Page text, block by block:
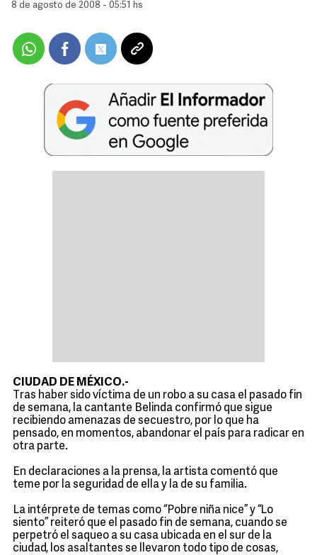
8 de agosto de 2008 - 05:51 hs
CIUDAD DE MÉXICO.-
Tras haber sido víctima de un robo a su casa el pasado fin
de semana, la cantante Belinda confirmó que sigue
recibiendo amenazas de secuestro, por lo que ha
pensado, en momentos, abandonar el país para radicar en
otra parte.
En declaraciones a la prensa, la artista comentó que
teme por la seguridad de ella y la de su familia.
La intérprete de temas como “Pobre niña nice” y “Lo
siento” reiteró que el pasado fin de semana, cuando se
perpetró el saqueo a su casa ubicada en el sur de la
ciudad, los asaltantes se llevaron todo tipo de cosas,